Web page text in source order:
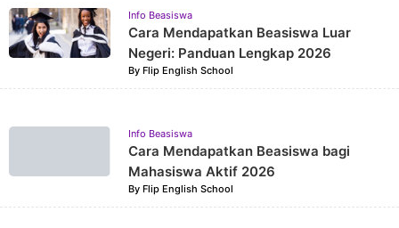
Info Beasiswa
Cara Mendapatkan Beasiswa Luar
Negeri: Panduan Lengkap 2026
By Flip English School
Info Beasiswa
Cara Mendapatkan Beasiswa bagi
Mahasiswa Aktif 2026
By Flip English School